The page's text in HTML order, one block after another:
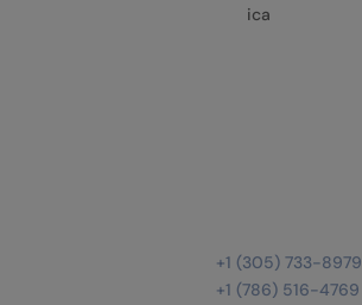
ica
+1 (305) 733-8979
+1 (786) 516-4769